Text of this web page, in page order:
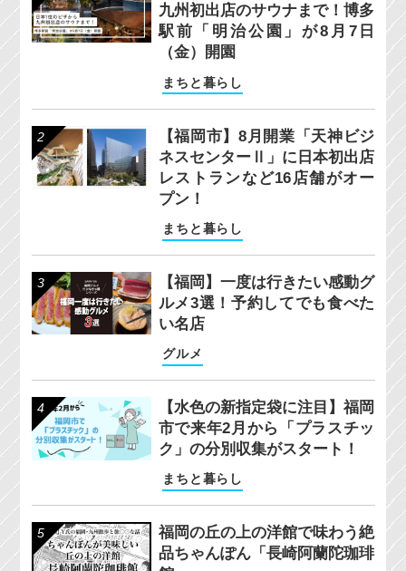
九州初出店のサウナまで！博多
駅前「明治公園」が8月7日
（金）開園
まちと暮らし
【福岡市】8月開業「天神ビジ
ネスセンターⅡ」に日本初出店
レストランなど16店舗がオー
プン！
まちと暮らし
【福岡】一度は行きたい感動グ
ルメ3選！予約してでも食べた
い名店
グルメ
【水色の新指定袋に注目】福岡
市で来年2月から「プラスチッ
ク」の分別収集がスタート！
まちと暮らし
福岡の丘の上の洋館で味わう絶
品ちゃんぽん「長崎阿蘭陀珈琲